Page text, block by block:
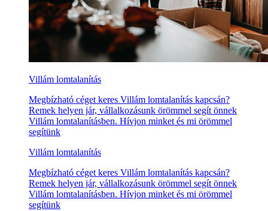
Villám lomtalanítás
Megbízható céget keres Villám lomtalanítás kapcsán?
Remek helyen jár, vállalkozásunk örömmel segít önnek
Villám lomtalanításben. Hívjon minket és mi örömmel
segítünk
Villám lomtalanítás
Megbízható céget keres Villám lomtalanítás kapcsán?
Remek helyen jár, vállalkozásunk örömmel segít önnek
Villám lomtalanításben. Hívjon minket és mi örömmel
segítünk